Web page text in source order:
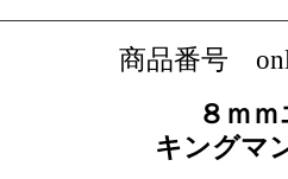
商品番号
８ｍ
キングマ